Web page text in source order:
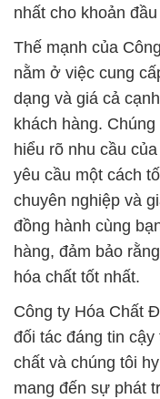
nhất cho khoản
Thế mạnh của
nằm ở việc cung
dạng và giá cả
khách hàng.
hiểu rõ nhu cầu
yêu cầu một cách
chuyên nghiệp và
đồng hành cùng
hàng, đảm bảo
hóa chất tốt nhất.
Công ty Hóa Chất
đối tác đáng tin
chất và chúng tôi
mang đến sự phát